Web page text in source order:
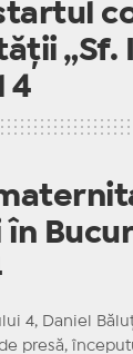
„Sf.
4
în
4, Daniel
presă,